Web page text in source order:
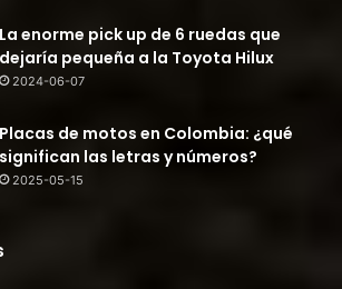
La enorme pick up de 6 ruedas que
dejaría pequeña a la Toyota Hilux
2024-06-07
Placas de motos en Colombia: ¿qué
significan las letras y números?
2025-05-15